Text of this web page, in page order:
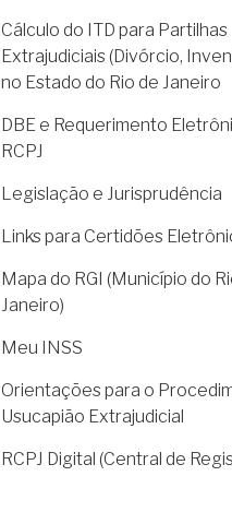
Cálculo do ITD para Partilhas
Extrajudiciais (Divórcio,
no Estado do Rio de Janeiro
DBE e Requerimento
RCPJ
Legislação e Jurisprudência
Links para Certidões
Mapa do RGI (Município do
Janeiro)
Meu INSS
Orientações para o
Usucapião Extrajudicial
RCPJ Digital (Central de